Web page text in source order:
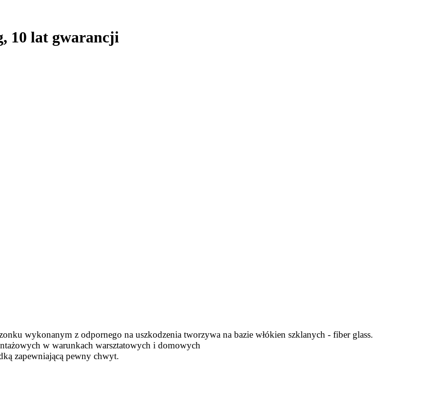
10 lat gwarancji
wykonanym z odpornego na uszkodzenia tworzywa na bazie włókien szklanych - fiber glass.
w warunkach warsztatowych i domowych
zapewniającą pewny chwyt.